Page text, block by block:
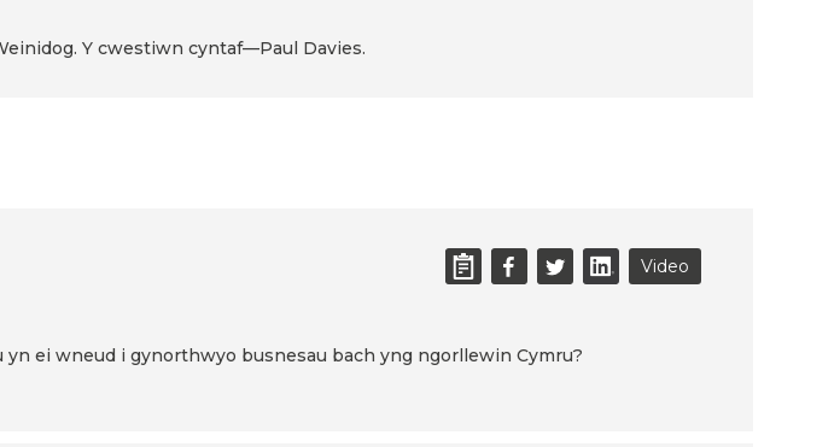
Y cwestiwn cyntaf—Paul Davies.
Video
ei wneud i gynorthwyo busnesau bach yng ngorllewin Cymru?